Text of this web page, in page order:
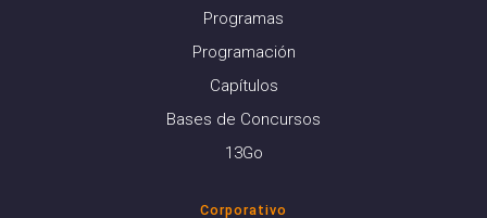
Programas
Programación
Capítulos
Bases de Concursos
13Go
Corporativo